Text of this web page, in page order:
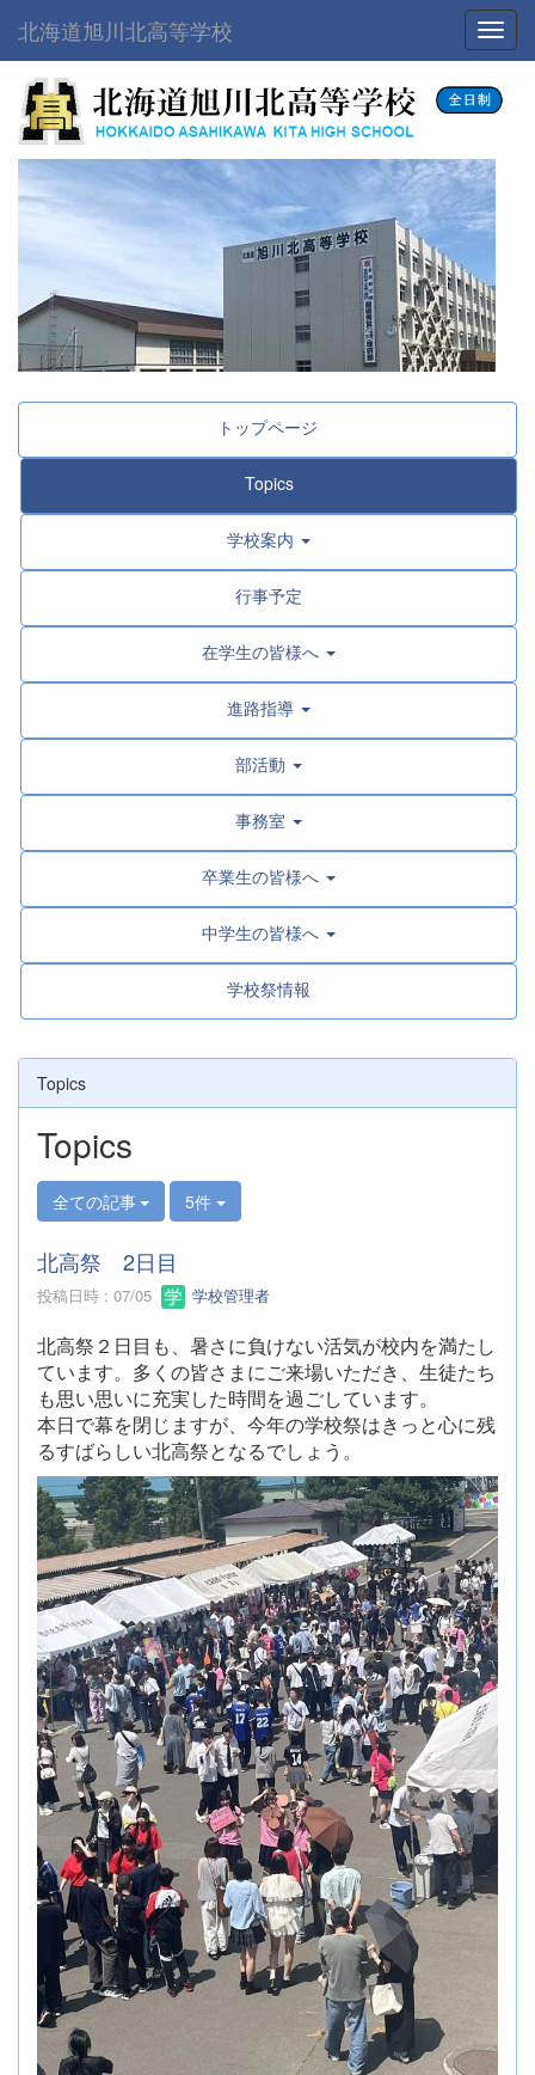
北海道旭川北高等学校
トップページ
Topics
学校案内
行事予定
在学生の皆様へ
進路指導
部活動
事務室
卒業生の皆様へ
中学生の皆様へ
学校祭情報
Topics
Topics
全ての記事 5件
北高祭 2日目
投稿日時 : 07/05 学校管理者
北高祭２日目も、暑さに負けない活気が校内を満たし
ています。多くの皆さまにご来場いただき、生徒たち
も思い思いに充実した時間を過ごしています。
本日で幕を閉じますが、今年の学校祭はきっと心に残
るすばらしい北高祭となるでしょう。